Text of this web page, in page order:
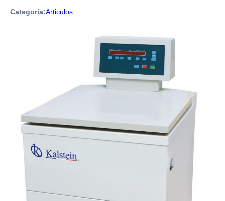
Categoría:Articulos